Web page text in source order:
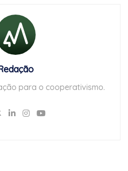
para o cooperativismo.